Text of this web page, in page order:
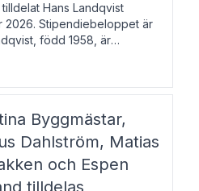
Hans Landqvist
2026. Stipendiebeloppet är
född 1958, är
universitet. Han
Författn
Byggmästar,
Dahlström, Matias
och Espen